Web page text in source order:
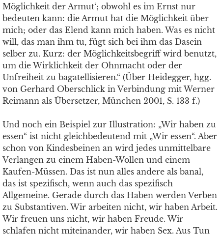
Möglichkeit der Armut‘; obwohl es im Ernst nur
bedeuten kann: die Armut hat die Möglichkeit über
mich; oder das Elend kann mich haben. Was es nicht
will, das man ihm tu, fügt sich bei ihm das Dasein
selber zu. Kurz: der Möglichkeitsbegriff wird benutzt,
um die Wirklichkeit der Ohnmacht oder der
Unfreiheit zu bagatellisieren.“ (Über Heidegger, hgg.
von Gerhard Oberschlick in Verbindung mit Werner
Reimann als Übersetzer, München 2001, S. 133 f.)
Und noch ein Beispiel zur Illustration: „Wir haben zu
essen“ ist nicht gleichbedeutend mit „Wir essen“. Aber
schon von Kindesbeinen an wird jedes unmittelbare
Verlangen zu einem Haben-Wollen und einem
Kaufen-Müssen. Das ist nun alles andere als banal,
das ist spezifisch, wenn auch das spezifisch
Allgemeine. Gerade durch das Haben werden Verben
zu Substantiven. Wir arbeiten nicht, wir haben Arbeit.
Wir freuen uns nicht, wir haben Freude. Wir
schlafen nicht miteinander, wir haben Sex. Aus Tun